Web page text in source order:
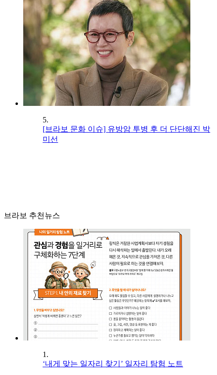
5.
[브라보 문화 이슈] 유방암 투병 후 더 단단해진 박
미선
브라보 추천뉴스
1.
‘내게 맞는 일자리 찾기’ 일자리 탐험 노트